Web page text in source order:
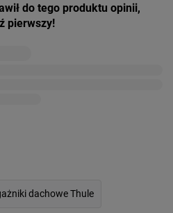
do tego produktu opinii,
pierwszy!
dachowe Thule